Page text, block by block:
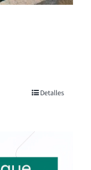
Detalles